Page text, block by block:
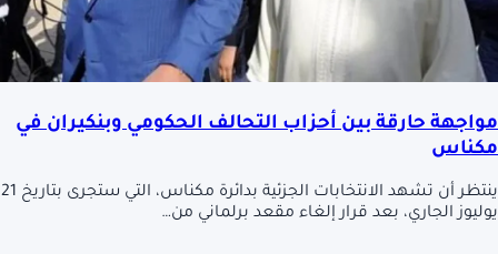
مواجهة حارقة بين أحزاب التحالف الحكومي وبنكيران في
مكناس
ينتظر أن تشهد الانتخابات الجزئية بدائرة مكناس، التي ستجرى بتاريخ 21
يوليوز الجاري، بعد قرار إلغاء مقعد برلماني من…